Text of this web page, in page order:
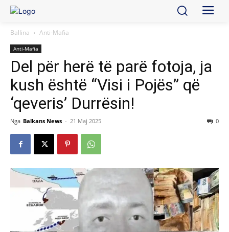
Ballina Anti-Mafia
Anti-Mafia
Del për herë të parë fotoja, ja
kush është “Visi i Pojës” që
‘qeveris’ Durrësin!
Nga Balkans News - 21 Maj 2025 0